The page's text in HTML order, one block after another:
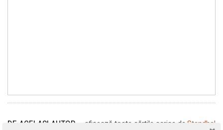
DE ACELAȘI AUTOR → afișează toate cărțile scrise de Stendhal